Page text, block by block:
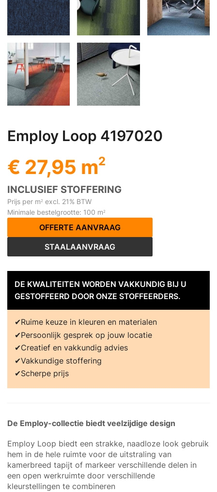
Employ Loop 4197020
€ 27,95 m2
INCLUSIEF STOFFERING
Prijs per m2 excl. 21% BTW
Minimale bestelgrootte: 100 m2
OFFERTE AANVRAAG
STAALAANVRAAG
DE KWALITEITEN WORDEN VAKKUNDIG BIJ U
GESTOFFEERD DOOR ONZE STOFFEERDERS.
Ruime keuze in kleuren en materialen
Persoonlijk gesprek op jouw locatie
Creatief en vakkundig advies
Vakkundige stoffering
Scherpe prijs
De Employ-collectie biedt veelzijdige design
Employ Loop biedt een strakke, naadloze look gebruik
hem in de hele ruimte voor de uitstraling van
kamerbreed tapijt of markeer verschillende delen in
een open werkruimte door verschillende
kleurstellingen te combineren